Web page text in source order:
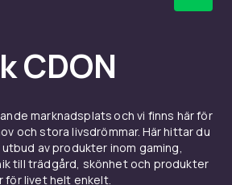
CDON
marknadsplats och vi finns här för
och stora livsdrömmar. Här hittar du
av produkter inom gaming,
till trädgård, skönhet och produkter
för livet helt enkelt.